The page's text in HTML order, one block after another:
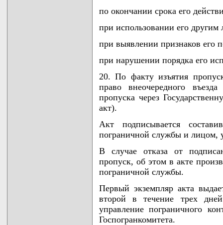
по окончании срока его
при использовании его
при выявлении признаков его
при нарушении порядка его
20. По факту изъятия
право внеочередного
пропуска через
акт).
Акт подписывается
пограничной службы и лицом,
В случае отказа от
пропуск, об этом в акте
пограничной службы.
Первый экземпляр акта
второй в течение трех
управление пограничного
Госпогранкомитета.